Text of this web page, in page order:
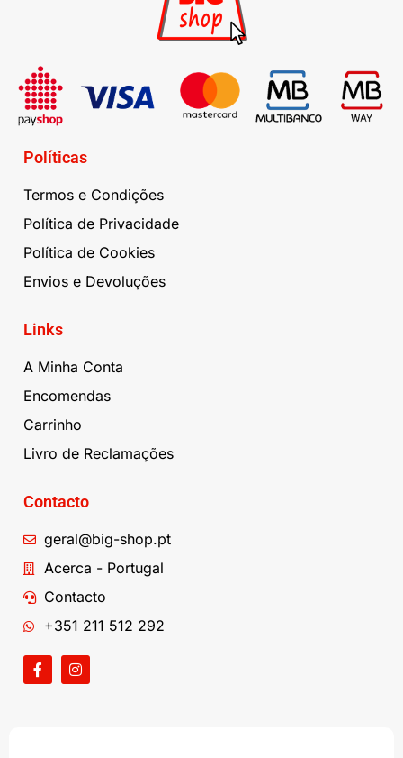
Políticas
Termos e Condições
Política de Privacidade
Política de Cookies
Envios e Devoluções
Links
A Minha Conta
Encomendas
Carrinho
Livro de Reclamações
Contacto
geral@big-shop.pt
Acerca - Portugal
Contacto
+351 211 512 292